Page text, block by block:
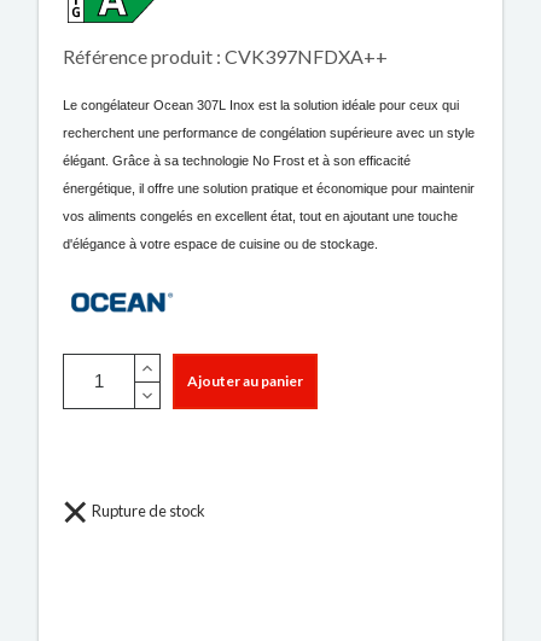
Référence produit : CVK397NFDXA++
Le congélateur Ocean 307L Inox est la solution idéale pour ceux qui
recherchent une performance de congélation supérieure avec un style
élégant. Grâce à sa technologie No Frost et à son efficacité
énergétique, il offre une solution pratique et économique pour maintenir
vos aliments congelés en excellent état, tout en ajoutant une touche
d'élégance à votre espace de cuisine ou de stockage.
Ajouter au panier
Rupture de stock